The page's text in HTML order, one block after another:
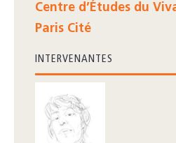
Centre d’Études du
Paris Cité
INTERVENANTES